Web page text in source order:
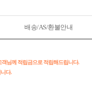
배송/AS/환불안내
객님께 적립금으로 적립해드립니다.
다.